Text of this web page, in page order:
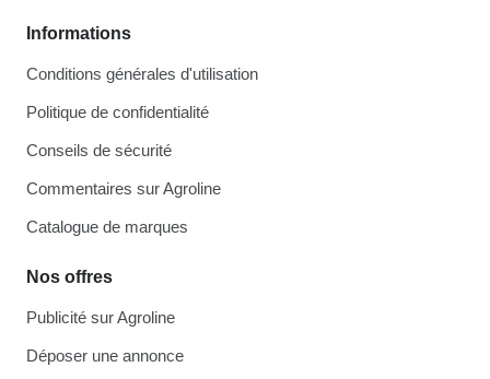
Informations
Conditions générales d'utilisation
Politique de confidentialité
Conseils de sécurité
Commentaires sur Agroline
Catalogue de marques
Nos offres
Publicité sur Agroline
Déposer une annonce